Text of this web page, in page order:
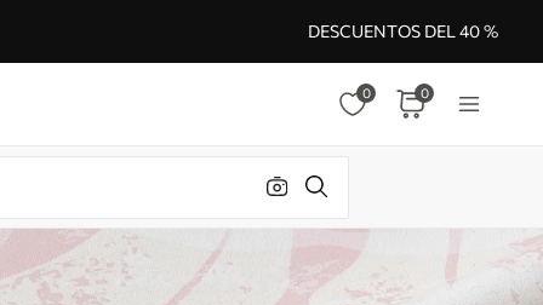
DESCUENTOS DEL 40 %
0 0